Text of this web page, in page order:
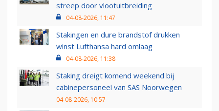
streep door vlootuitbreiding
04-08-2026, 11:47
Stakingen en dure brandstof drukken
winst Lufthansa hard omlaag
04-08-2026, 11:38
Staking dreigt komend weekend bij
cabinepersoneel van SAS Noorwegen
04-08-2026, 10:57